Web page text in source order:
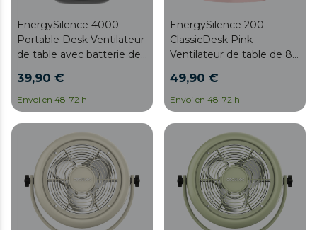
EnergySilence 4000
Portable Desk Ventilateur
de table avec batterie de
tactile et 4 vitesses.
39,90 €
Envoi en 48-72 h
EnergySilence 200
ClassicDesk Pink
Ventilateur de table de 8"
et inclinaison réglable.
49,90 €
Envoi en 48-72 h